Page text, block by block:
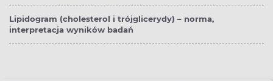
Lipidogram (cholesterol i trójglicerydy) – norma,
interpretacja wyników badań